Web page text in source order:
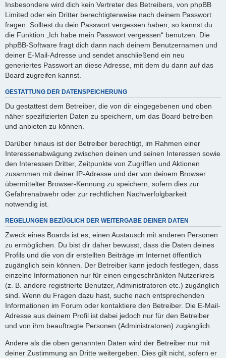
Insbesondere wird dich kein Vertreter des Betreibers, von phpBB
Limited oder ein Dritter berechtigterweise nach deinem Passwort
fragen. Solltest du dein Passwort vergessen haben, so kannst du
die Funktion „Ich habe mein Passwort vergessen“ benutzen. Die
phpBB-Software fragt dich dann nach deinem Benutzernamen und
deiner E-Mail-Adresse und sendet anschließend ein neu
generiertes Passwort an diese Adresse, mit dem du dann auf das
Board zugreifen kannst.
GESTATTUNG DER DATENSPEICHERUNG
Du gestattest dem Betreiber, die von dir eingegebenen und oben
näher spezifizierten Daten zu speichern, um das Board betreiben
und anbieten zu können.
Darüber hinaus ist der Betreiber berechtigt, im Rahmen einer
Interessenabwägung zwischen deinen und seinen Interessen sowie
den Interessen Dritter, Zeitpunkte von Zugriffen und Aktionen
zusammen mit deiner IP-Adresse und der von deinem Browser
übermittelter Browser-Kennung zu speichern, sofern dies zur
Gefahrenabwehr oder zur rechtlichen Nachverfolgbarkeit
notwendig ist.
REGELUNGEN BEZÜGLICH DER WEITERGABE DEINER DATEN
Zweck eines Boards ist es, einen Austausch mit anderen Personen
zu ermöglichen. Du bist dir daher bewusst, dass die Daten deines
Profils und die von dir erstellten Beiträge im Internet öffentlich
zugänglich sein können. Der Betreiber kann jedoch festlegen, dass
einzelne Informationen nur für einen eingeschränkten Nutzerkreis
(z. B. andere registrierte Benutzer, Administratoren etc.) zugänglich
sind. Wenn du Fragen dazu hast, suche nach entsprechenden
Informationen im Forum oder kontaktiere den Betreiber. Die E-Mail-
Adresse aus deinem Profil ist dabei jedoch nur für den Betreiber
und von ihm beauftragte Personen (Administratoren) zugänglich.
Andere als die oben genannten Daten wird der Betreiber nur mit
deiner Zustimmung an Dritte weitergeben. Dies gilt nicht, sofern er